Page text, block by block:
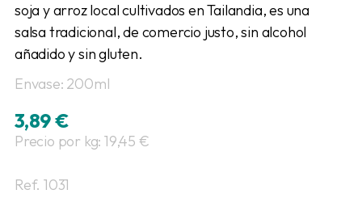
soja y arroz local cultivados en Tailandia, es una
salsa tradicional, de comercio justo, sin alcohol
añadido y sin gluten.
Envase: 200ml
3,89€
Precio por kg: 19,45 €
Ref. 1031